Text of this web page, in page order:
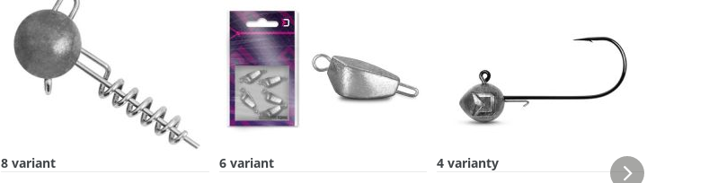
8 variant 6 variant 4 varianty